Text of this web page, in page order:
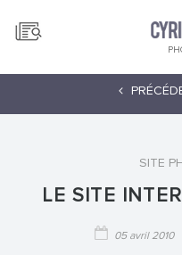
SITE
LE SITE
05 avril 2010